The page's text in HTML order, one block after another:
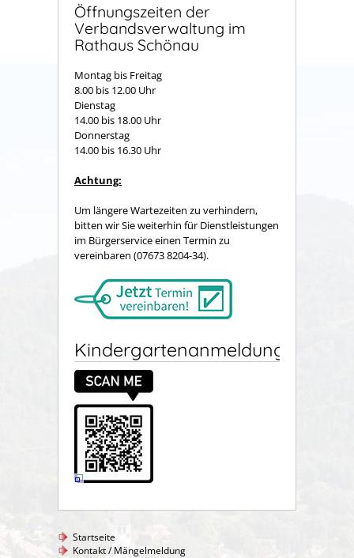
Öffnungszeiten der
Verbandsverwaltung im
Rathaus Schönau
Montag bis Freitag
8.00 bis 12.00 Uhr
Dienstag
14.00 bis 18.00 Uhr
Donnerstag
14.00 bis 16.30 Uhr
Achtung:
Um längere Wartezeiten zu verhindern,
bitten wir Sie weiterhin für Dienstleistungen
im Bürgerservice einen Termin zu
vereinbaren (07673 8204-34).
Kindergartenanmeldung
Startseite
Kontakt / Mängelmeldung